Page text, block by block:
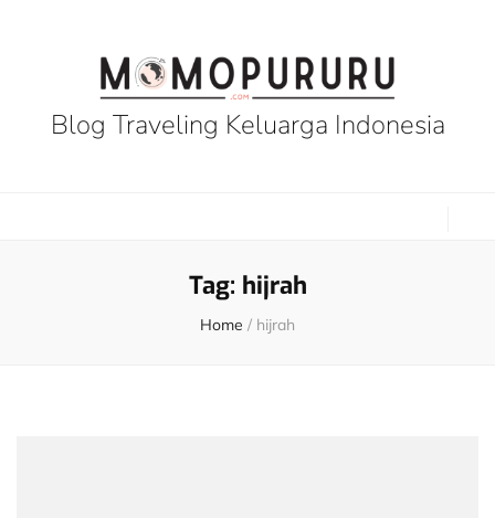
Blog Traveling Keluarga Indonesia
Tag: hijrah
Home / hijrah